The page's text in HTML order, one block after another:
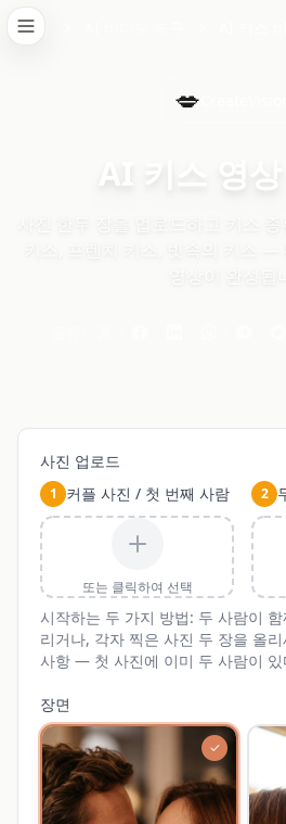
💋
AI 키스 영상
사진 업로드
1 커플 사진 / 첫 번째 사람
또는 클릭하여 선택
2
시작하는 두 가지 방법: 두 사람이
리거나, 각자 찍은 사진 두 장을 올
사항 — 첫 사진에 이미 두 사람이 있
장면
✓